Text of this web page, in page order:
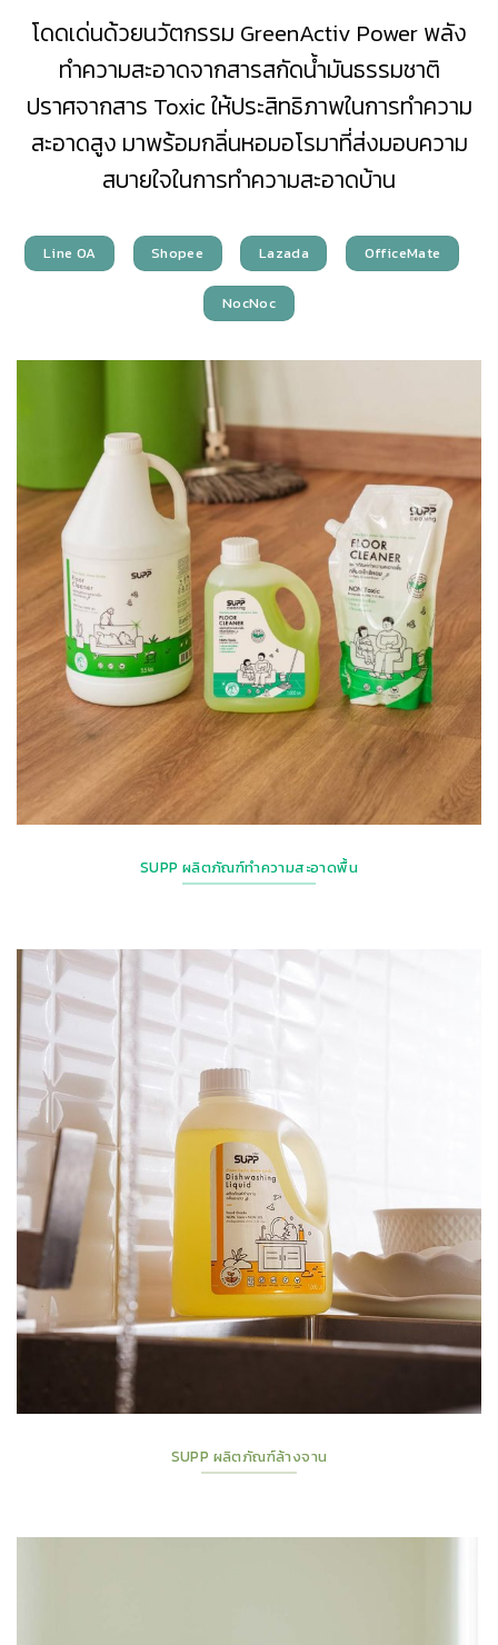
โดดเด่นด้วยนวัตกรรม GreenActiv Power พลัง
ทำความสะอาดจากสารสกัดน้ำมันธรรมชาติ
ปราศจากสาร Toxic ให้ประสิทธิภาพในการทำความ
สะอาดสูง มาพร้อมกลิ่นหอมอโรมาที่ส่งมอบความ
สบายใจในการทำความสะอาดบ้าน
Line OA Shopee Lazada OfficeMate
NocNoc
SUPP ผลิตภัณฑ์ทำความสะอาดพื้น
SUPP ผลิตภัณฑ์ล้างจาน